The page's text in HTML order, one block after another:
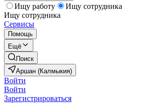
Ищу работу
Ищу сотрудника
Ищу сотрудника
Сервисы
Помощь
Ещё
Поиск
Аршан (Калмыкия)
Войти
Войти
Зарегистрироваться